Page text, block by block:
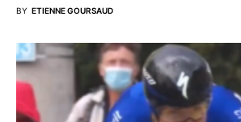
BY ETIENNE GOURSAUD